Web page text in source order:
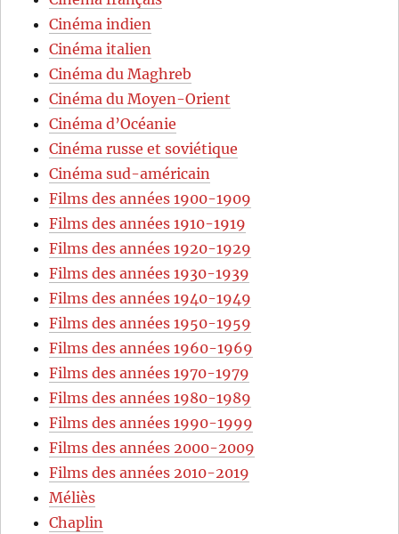
Cinéma indien
Cinéma italien
Cinéma du Maghreb
Cinéma du Moyen-Orient
Cinéma d’Océanie
Cinéma russe et soviétique
Cinéma sud-américain
Films des années 1900-1909
Films des années 1910-1919
Films des années 1920-1929
Films des années 1930-1939
Films des années 1940-1949
Films des années 1950-1959
Films des années 1960-1969
Films des années 1970-1979
Films des années 1980-1989
Films des années 1990-1999
Films des années 2000-2009
Films des années 2010-2019
Méliès
Chaplin